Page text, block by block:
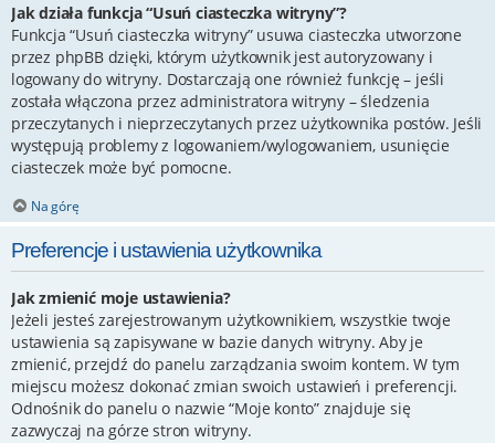
Jak działa funkcja “Usuń ciasteczka witryny”?
Funkcja “Usuń ciasteczka witryny” usuwa ciasteczka utworzone
przez phpBB dzięki, którym użytkownik jest autoryzowany i
logowany do witryny. Dostarczają one również funkcję – jeśli
została włączona przez administratora witryny – śledzenia
przeczytanych i nieprzeczytanych przez użytkownika postów. Jeśli
występują problemy z logowaniem/wylogowaniem, usunięcie
ciasteczek może być pomocne.
Na górę
Preferencje i ustawienia użytkownika
Jak zmienić moje ustawienia?
Jeżeli jesteś zarejestrowanym użytkownikiem, wszystkie twoje
ustawienia są zapisywane w bazie danych witryny. Aby je
zmienić, przejdź do panelu zarządzania swoim kontem. W tym
miejscu możesz dokonać zmian swoich ustawień i preferencji.
Odnośnik do panelu o nazwie “Moje konto” znajduje się
zazwyczaj na górze stron witryny.